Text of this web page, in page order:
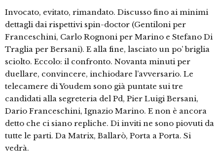
Invocato, evitato, rimandato. Discusso fino ai minimi
dettagli dai rispettivi spin-doctor (Gentiloni per
Franceschini, Carlo Rognoni per Marino e Stefano Di
Traglia per Bersani). E alla fine, lasciato un po’ briglia
sciolto. Eccolo: il confronto. Novanta minuti per
duellare, convincere, inchiodare l’avversario. Le
telecamere di Youdem sono già puntate sui tre
candidati alla segreteria del Pd, Pier Luigi Bersani,
Dario Franceschini, Ignazio Marino. E non è ancora
detto che ci siano repliche. Di inviti ne sono piovuti da
tutte le parti. Da Matrix, Ballarò, Porta a Porta. Si
vedrà.